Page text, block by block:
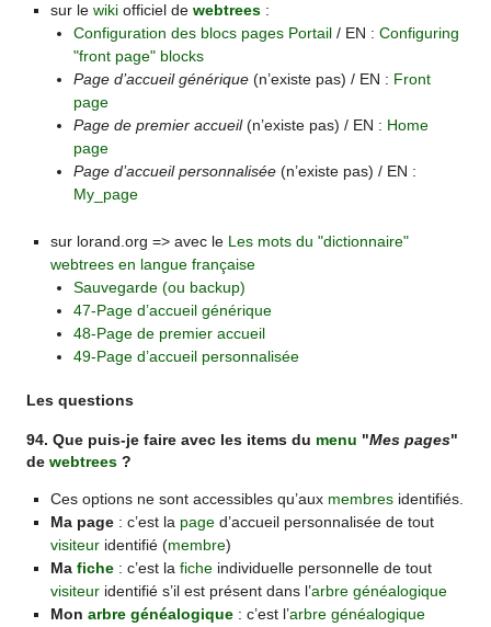
sur le wikiofficiel de webtrees:
Configuration des blocs pages Portail / EN :Configuring
"front page" blocks
Page d’accueil générique (n’existe pas) / EN : Front
page
Page de premier accueil(n’existe pas) / EN : Home
page
Page d’accueil personnalisée (n’existe pas) / EN :
My_page
sur lorand.org => avec le Les mots du "dictionnaire"
webtrees en langue française
Sauvegarde (ou backup)
47-Page d’accueil générique
48-Page de premier accueil
49-Page d’accueil personnalisée
Les questions
94. Que puis-je faire avec les items du menu "Mes pages"
dewebtrees ?
Ces options ne sont accessibles qu’aux membresidentifiés.
Ma page: c’est la paged’accueil personnalisée de tout
visiteuridentifié (membre)
Ma fiche: c’est la ficheindividuelle personnelle de tout
visiteuridentifié s’il est présent dans l’arbre généalogique
Mon arbre généalogique: c’est l’arbre généalogique